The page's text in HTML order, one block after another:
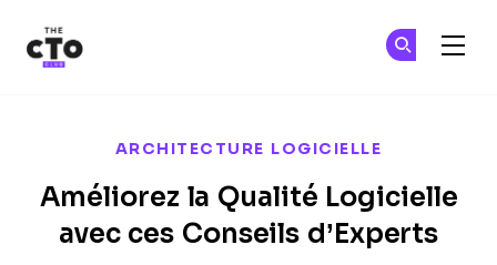
ARCHITECTURE LOGICIELLE
Améliorez la Qualité Logicielle
avec ces Conseils d’Experts